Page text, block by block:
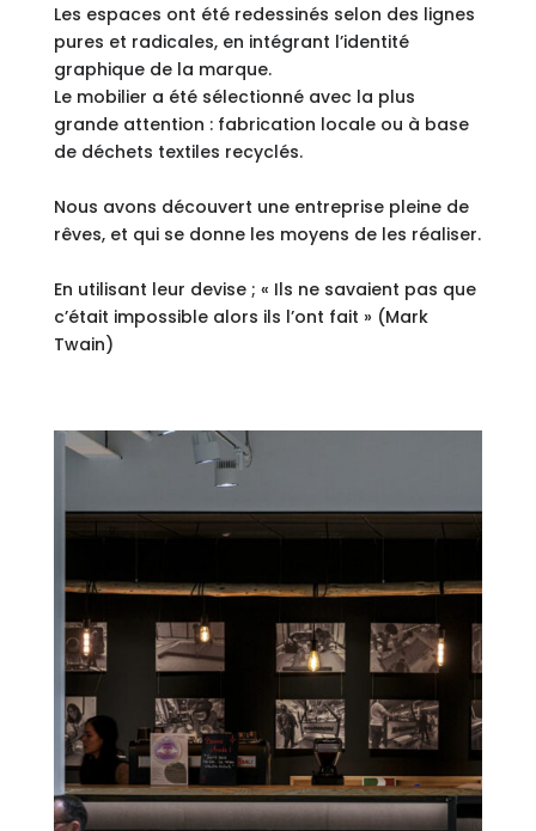
Les espaces ont été redessinés selon des lignes
pures et radicales, en intégrant l’identité
graphique de la marque.
Le mobilier a été sélectionné avec la plus
grande attention : fabrication locale ou à base
de déchets textiles recyclés.
Nous avons découvert une entreprise pleine de
rêves, et qui se donne les moyens de les réaliser.
En utilisant leur devise ; « Ils ne savaient pas que
c’était impossible alors ils l’ont fait » (Mark
Twain)